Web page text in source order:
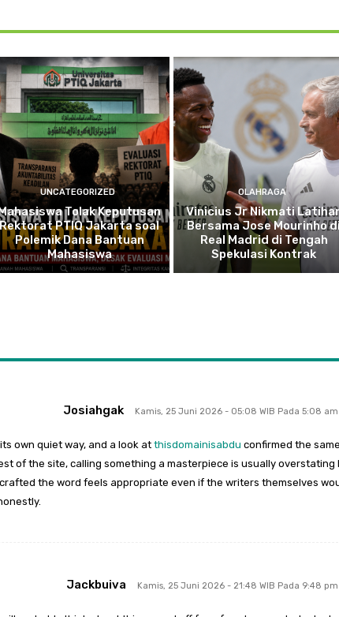
UNCATEGORIZED
Tolak Keputusan
Rektorat PTIQ Jakarta soal
Polemik Dana Bantuan
Mahasiswa
OLAHRAGA
Vinicius Jr Nikmati
Bersama Jose Mourinho
Real Madrid di Tengah
Spekulasi Kontrak
Josiahgak Kamis, 25 Juni 2026 - 05:08 WIB Pada 5:08 am
own quiet way, and a look at thisdomainisabdu confirmed the same
of the site, calling something a masterpiece is usually overstating
the word feels appropriate even if the writers themselves
Jackbuiva Kamis, 25 Juni 2026 - 21:48 WIB Pada 9:48 pm